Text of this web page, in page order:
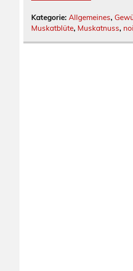
Kategorie:Allgemeines,
Muskatblüte, Muskatnuss,